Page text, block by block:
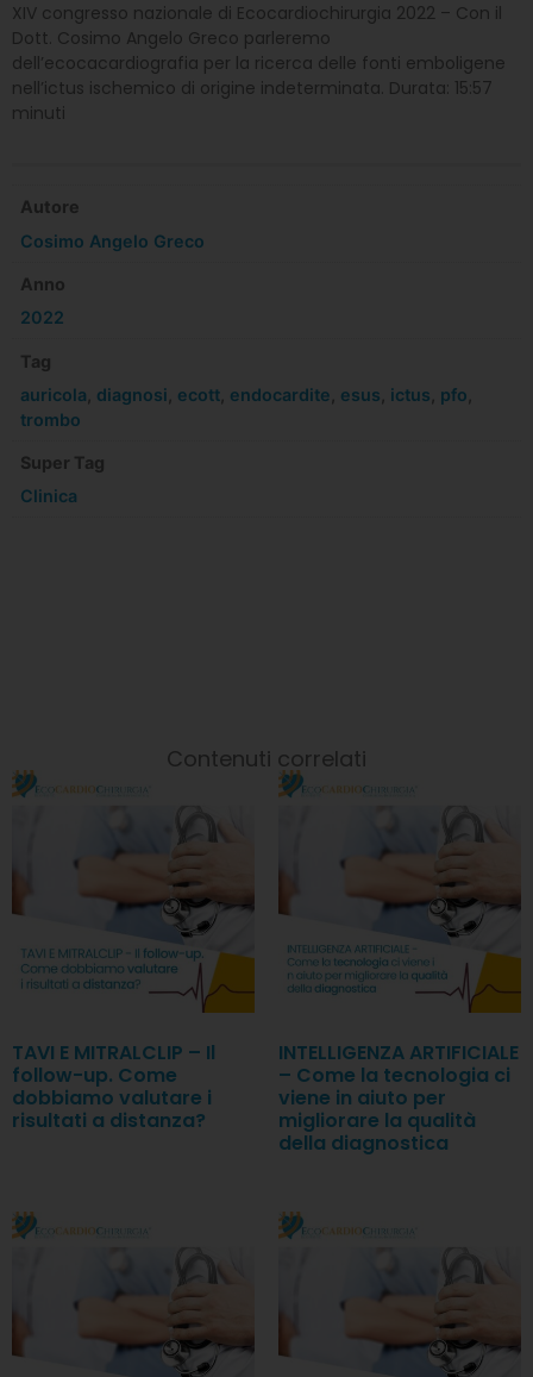
XIV congresso nazionale di Ecocardiochirurgia 2022 – Con il
Dott. Cosimo Angelo Greco parleremo
dell’ecocacardiografia per la ricerca delle fonti emboligene
nell’ictus ischemico di origine indeterminata. Durata: 15:57
minuti
Autore
Cosimo Angelo Greco
Anno
2022
Tag
auricola diagnosi ecott endocardite esus ictus pfo
trombo
Super Tag
Clinica
Contenuti correlati
TAVI E MITRALCLIP – Il
follow-up. Come
dobbiamo valutare i
risultati a distanza?
INTELLIGENZA ARTIFICIALE
– Come la tecnologia ci
viene in aiuto per
migliorare la qualità
della diagnostica